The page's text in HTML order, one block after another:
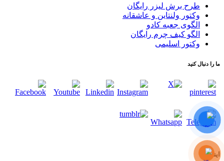
طرح برش لیزر رایگان
وکتور ولنتاین و عاشقانه
الگوی جعبه کادو
الگو کیف چرم رایگان
وکتور اسلیمی
ما را دنبال کنید
اینماد